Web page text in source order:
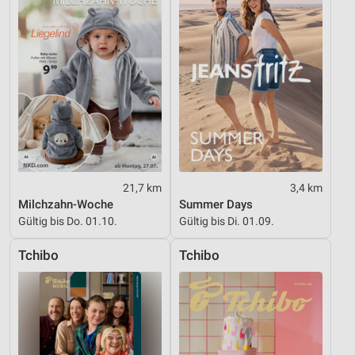
21,7 km
Milchzahn-Woche
Gültig bis Do. 01.10.
3,4 km
Summer Days
Gültig bis Di. 01.09.
Tchibo Tchibo
Geräte anhand von aktiv angeforderten
Informationen identifizieren
Nicht-IAB-Verarbeitungszwecke:
Notwendig
Performance
Funktional